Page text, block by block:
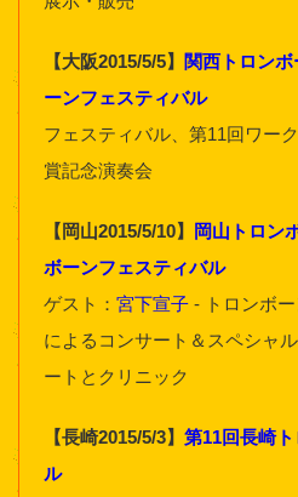
【大阪2015/5/5】
関西トロン
ーンフェスティバル
フェスティバル、第11回ワー
賞記念演奏会
【岡山2015/5/10】
岡山トロン
ボーンフェスティバル
ゲスト： 宮下宣子 - トロンボ
によるコンサート＆スペシャ
ートとクリニック
【長崎2015/5/3】 第11回長崎
ル